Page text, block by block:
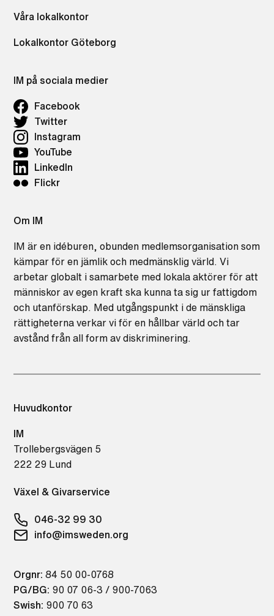
Våra lokalkontor
Lokalkontor Göteborg
IM på sociala medier
Facebook
Twitter
Instagram
YouTube
LinkedIn
Flickr
Om IM
IM är en idéburen, obunden medlemsorganisation som
kämpar för en jämlik och medmänsklig värld. Vi
arbetar globalt i samarbete med lokala aktörer för att
människor av egen kraft ska kunna ta sig ur fattigdom
och utanförskap. Med utgångspunkt i de mänskliga
rättigheterna verkar vi för en hållbar värld och tar
avstånd från all form av diskriminering.
Huvudkontor
IM
Trollebergsvägen 5
222 29 Lund
Växel & Givarservice
046-32 99 30
info@imsweden.org
Orgnr: 84 50 00-0768
PG/BG: 90 07 06-3 / 900-7063
Swish: 900 70 63